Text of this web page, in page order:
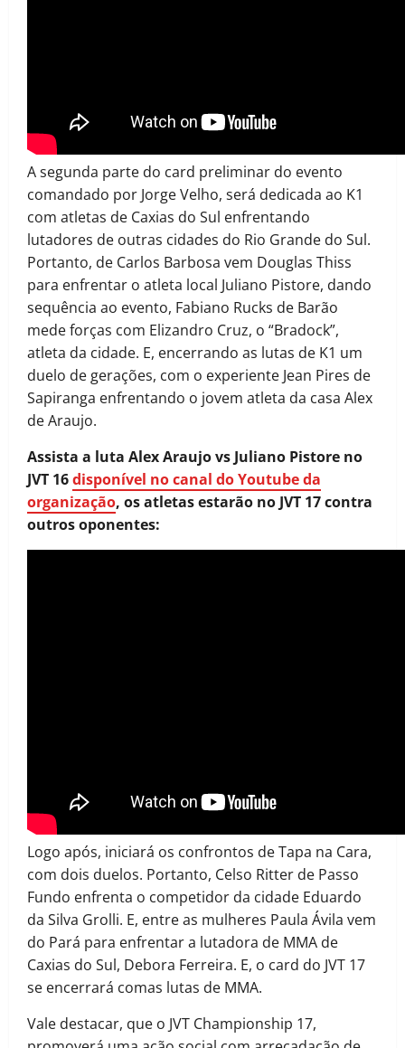
A segunda parte do card preliminar do evento
comandado por Jorge Velho, será dedicada ao K1
com atletas de Caxias do Sul enfrentando
lutadores de outras cidades do Rio Grande do Sul.
Portanto, de Carlos Barbosa vem Douglas Thiss
para enfrentar o atleta local Juliano Pistore, dando
sequência ao evento, Fabiano Rucks de Barão
mede forças com Elizandro Cruz, o “Bradock”,
atleta da cidade. E, encerrando as lutas de K1 um
duelo de gerações, com o experiente Jean Pires de
Sapiranga enfrentando o jovem atleta da casa Alex
de Araujo.
Assista a luta Alex Araujo vs Juliano Pistore no
JVT 16disponível no canal do Youtube da
organização, os atletas estarão no JVT 17 contra
outros oponentes:
Logo após, iniciará os confrontos de Tapa na Cara,
com dois duelos. Portanto, Celso Ritter de Passo
Fundo enfrenta o competidor da cidade Eduardo
da Silva Grolli. E, entre as mulheres Paula Ávila vem
do Pará para enfrentar a lutadora de MMA de
Caxias do Sul, Debora Ferreira. E, o card do JVT 17
se encerrará comas lutas de MMA.
Vale destacar, que o JVT Championship 17,